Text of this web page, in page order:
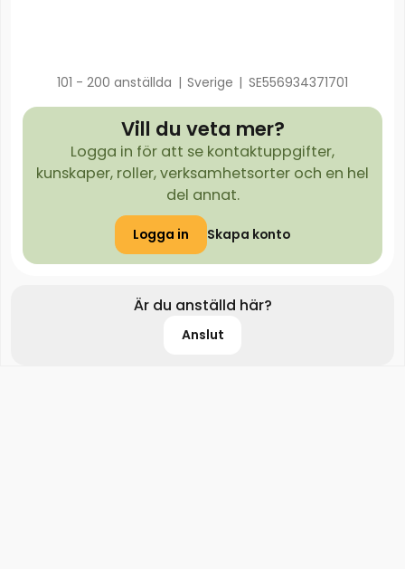
101 - 200 anställda | Sverige | SE556934371701
Vill du veta mer?
Logga in för att se kontaktuppgifter,
kunskaper, roller, verksamhetsorter och en hel
del annat.
Logga in Skapa konto
Är du anställd här?
Anslut